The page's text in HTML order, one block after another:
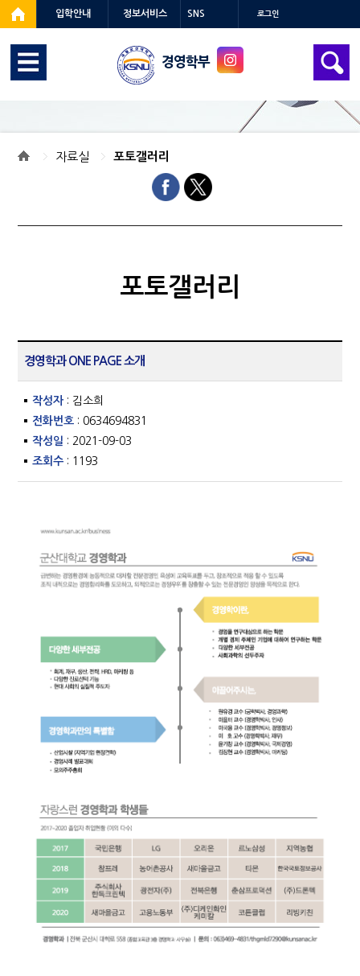
입학안내 정보서비스 SNS 로그인
경영학부
자료실 포토갤러리
포토갤러리
경영학과 ONE PAGE 소개
작성자 : 김소희
전화번호 : 0634694831
작성일 : 2021-09-03
조회수 : 1193